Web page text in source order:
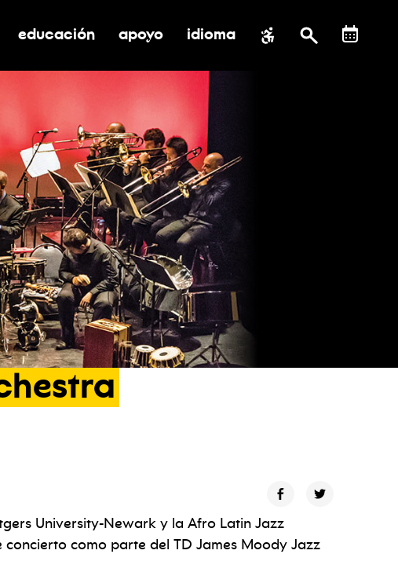
el submenú de impacto social
alternar submenú de educación
educación alternar submenú de asistencia
apoyo idioma
University-Newark y la Afro Latin Jazz
como parte del TD James Moody Jazz